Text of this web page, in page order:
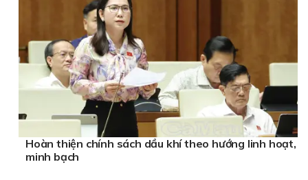
Hoàn thiện chính sách dầu khí theo hướng linh hoạt,
minh bạch